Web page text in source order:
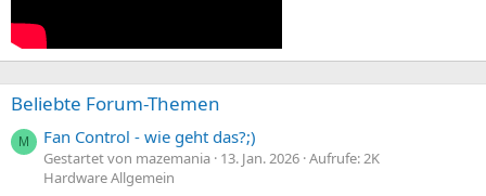
Beliebte Forum-Themen
M Fan Control - wie geht das?;)
Gestartet von mazemania 13. Jan. 2026 Aufrufe: 2K
Hardware Allgemein